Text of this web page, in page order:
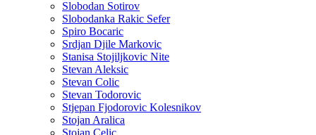
Slobodan Sotirov
Slobodanka Rakic Sefer
Spiro Bocaric
Srdjan Djile Markovic
Stanisa Stojiljkovic Nite
Stevan Aleksic
Stevan Colic
Stevan Todorovic
Stjepan Fjodorovic Kolesnikov
Stojan Aralica